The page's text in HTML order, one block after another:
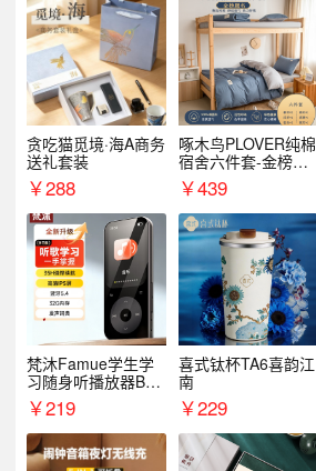
贪吃猫觅境·海A商务
送礼套装
￥288
啄木鸟PLOVER纯棉
宿舍六件套-金榜题
名
￥439
梵沐Famue学生学
习随身听播放器BL1
5（64G）
￥219
喜式钛杯TA6喜韵江
南
￥229